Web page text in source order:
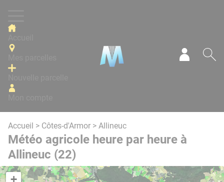
Accueil > Côtes-d'Armor > Allineuc
Météo agricole heure par heure à
Allineuc (22)
+